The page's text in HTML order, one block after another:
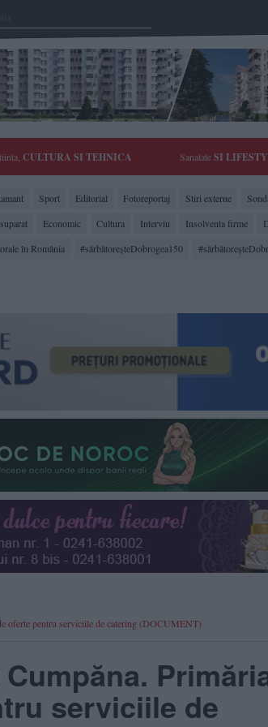
CULTURA SI TEHNICA SanatateSI
Sport Editorial Fotoreportaj Stiri externe
Economic Cultura Interviu Insolventa firme
în România #sărbătoreşteDobrogea150
oferte pentru serviciile de catering (DOCUMENT)
serviciile de